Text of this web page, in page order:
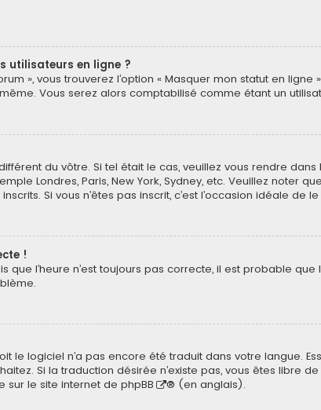
utilisateurs en ligne ?
», vous trouverez l’option « Masquer mon statut en ligne
Vous serez alors comptabilisé comme étant un
du vôtre. Si tel était le cas, veuillez vous rendre
Londres, Paris, New York, Sydney, etc. Veuillez noter
Si vous n’êtes pas inscrit, c’est l’occasion idéale de
!
l’heure n’est toujours pas correcte, il est probable que
le logiciel n’a pas encore été traduit dans votre langue.
Si la traduction désirée n’existe pas, vous êtes libre
sur le site internet de phpBB ® (en anglais).